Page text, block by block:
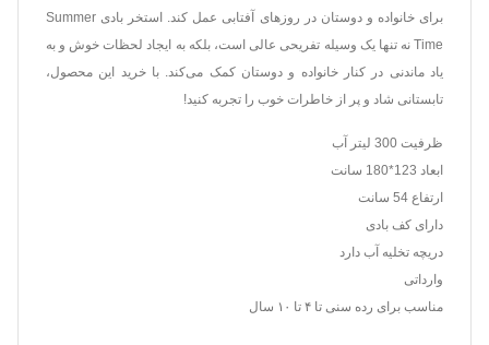
برای خانواده و دوستان در روزهای آفتابی عمل کند. استخر بادی Summer
Time نه تنها یک وسیله تفریحی عالی است، بلکه به ایجاد لحظات خوش و به
یاد ماندنی در کنار خانواده و دوستان کمک می‌کند. با خرید این محصول،
تابستانی شاد و پر از خاطرات خوب را تجربه کنید!
ظرفیت 300 لیتر آب
ابعاد 123*180 سانت
ارتفاع 54 سانت
دارای کف بادی
دریچه تخلیه آب دارد
وارداتی
مناسب برای رده سنی تا ۴ تا ۱۰ سال